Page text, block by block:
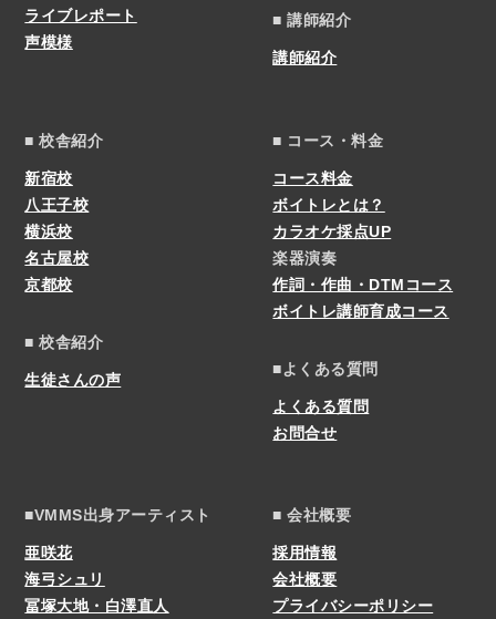
ライブレポート
声模様
■ 講師紹介
講師紹介
■ 校舎紹介
新宿校
八王子校
横浜校
名古屋校
京都校
■ 校舎紹介
生徒さんの声
■ コース・料金
コース料金
ボイトレとは？
カラオケ採点UP
楽器演奏
作詞・作曲・DTMコース
ボイトレ講師育成コース
■よくある質問
よくある質問
お問合せ
■VMMS出身アーティスト
亜咲花
海弓シュリ
冨塚大地・白澤直人
■ 会社概要
採用情報
会社概要
プライバシーポリシー